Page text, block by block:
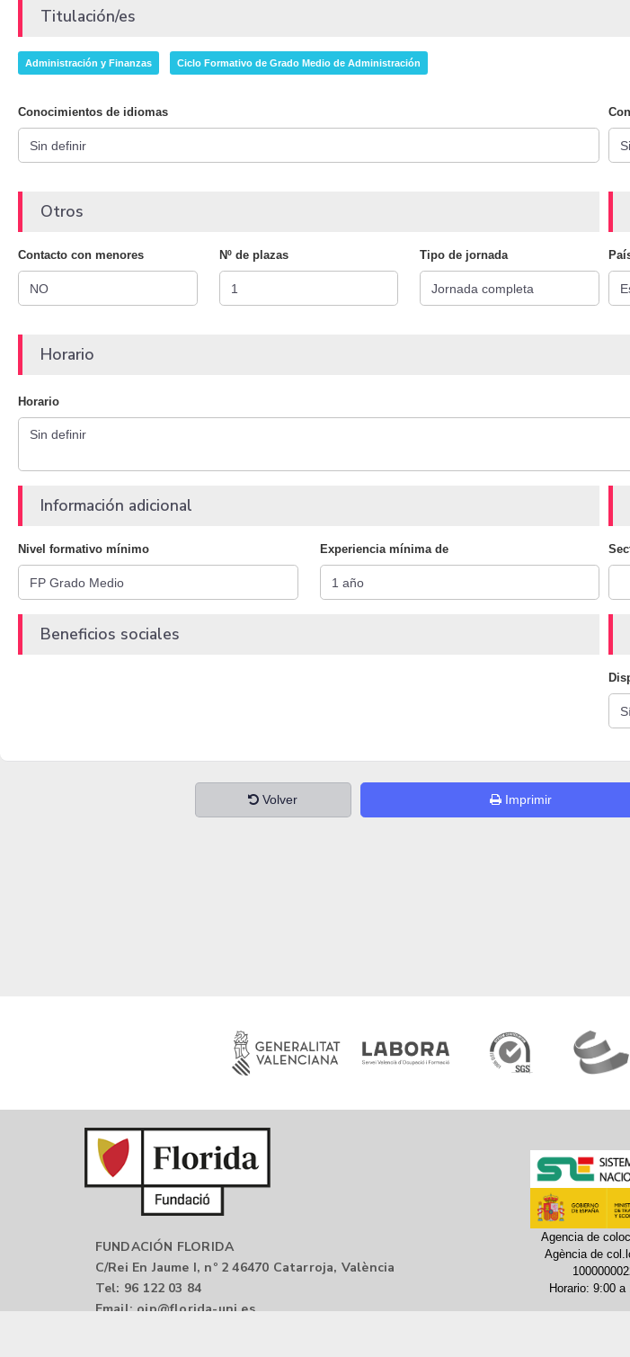
Titulación/es
Administración y Finanzas Ciclo Formativo de Grado Medio de Administración
Conocimientos de idiomas
Otros
Contacto con menores Nº de plazas Tipo de jornada
Horario
Horario
Información adicional
Nivel formativo mínimo Experiencia mínima de
Beneficios sociales
Volver Imprimir
FUNDACIÓN FLORIDA
C/Rei En Jaume I, nº 2 46470 Catarroja, València
Tel: 96 122 03 84
Email: oip@florida-uni.es
Agencia de
Agència de
Horario: 9:00 a